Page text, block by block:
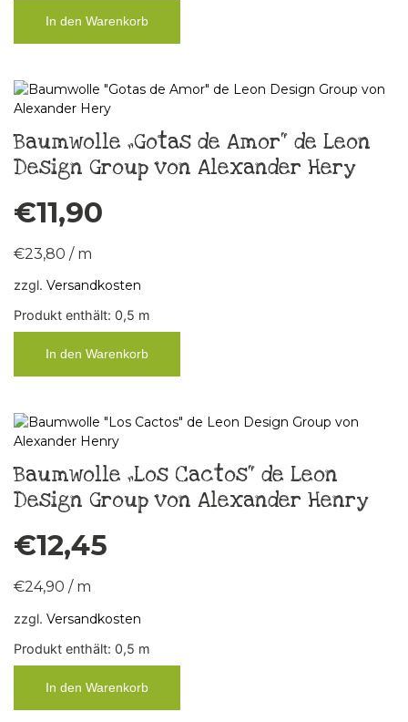
In den Warenkorb
Baumwolle „Gotas de Amor“ de Leon
Design Group von Alexander Hery
€11,90
€23,80 / m
zzgl. Versandkosten
Produkt enthält: 0,5 m
In den Warenkorb
Baumwolle „Los Cactos“ de Leon
Design Group von Alexander Henry
€12,45
€24,90 / m
zzgl. Versandkosten
Produkt enthält: 0,5 m
In den Warenkorb